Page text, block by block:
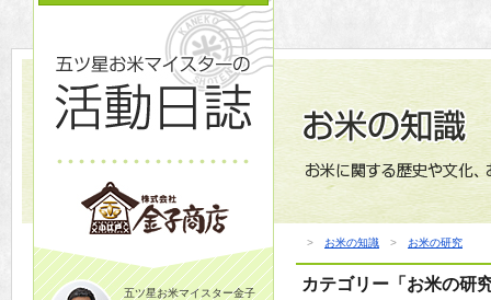
五ツ星お米マイスター金子
> お米の知識 > お米の研究
カテゴリー「お米の研